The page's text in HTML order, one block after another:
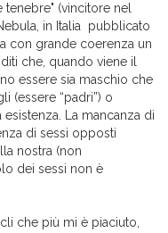
tenebre" (vincitore nel
in Italia pubblicato
con grande coerenza un
che, quando viene il
essere sia maschio che
(essere “padri”) o
esistenza. La mancanza di
di sessi opposti
nostra (non
dei sessi non è
che più mi è piaciuto,